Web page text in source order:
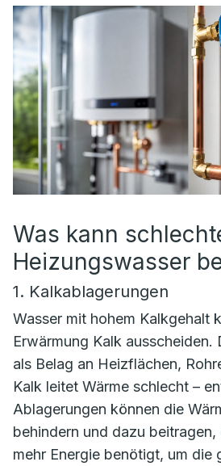
Was kann
Heizungswasser
1. Kalkablagerungen
Wasser mit hohem Kalkgehalt
Erwärmung Kalk ausscheiden.
als Belag an Heizflächen,
Kalk leitet Wärme schlecht –
Ablagerungen können die
behindern und dazu
mehr Energie benötigt, um die